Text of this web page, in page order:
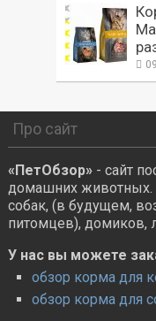
Про сайт
«ПетОбзор»- сайт
домашних
собак, (в будущем,
питомцев), домиков,
У нас вы можете
обзор корма для
обзор корма для